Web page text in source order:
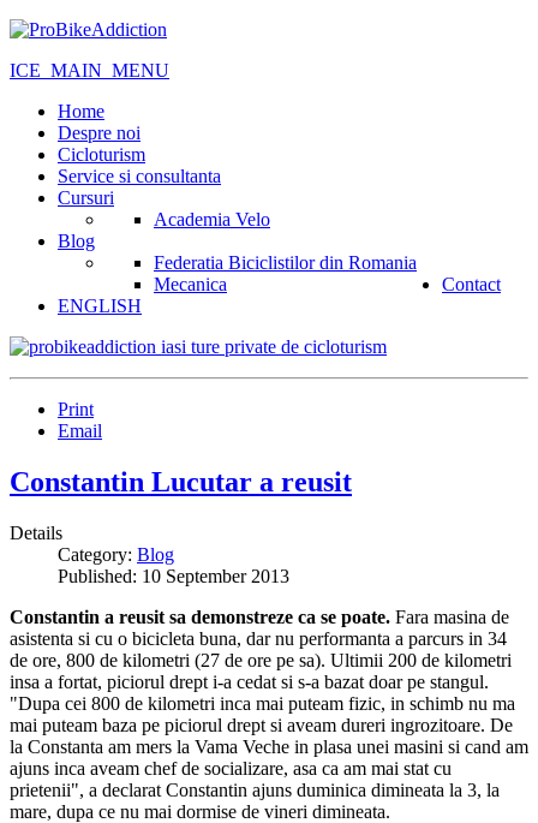
ICE_MAIN_MENU
Home
Despre noi
Cicloturism
Service si consultanta
Cursuri
Academia Velo
Blog
Federatia Biciclistilor din Romania
Mecanica
Contact
ENGLISH
Print
Email
Constantin Lucutar a reusit
Details
Category: Blog
Published: 10 September 2013
Constantin a reusit sa demonstreze ca se poate. Fara masina de
asistenta si cu o bicicleta buna, dar nu performanta a parcurs in 34
de ore, 800 de kilometri (27 de ore pe sa). Ultimii 200 de kilometri
insa a fortat, piciorul drept i-a cedat si s-a bazat doar pe stangul.
"Dupa cei 800 de kilometri inca mai puteam fizic, in schimb nu ma
mai puteam baza pe piciorul drept si aveam dureri ingrozitoare. De
la Constanta am mers la Vama Veche in plasa unei masini si cand am
ajuns inca aveam chef de socializare, asa ca am mai stat cu
prietenii", a declarat Constantin ajuns duminica dimineata la 3, la
mare, dupa ce nu mai dormise de vineri dimineata.